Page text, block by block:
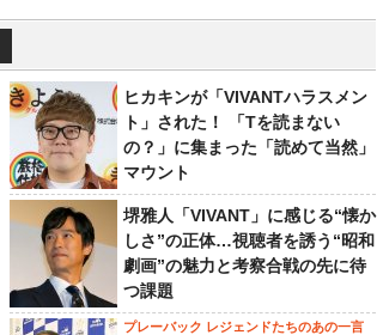
ヒカキンが「VIVANTハラスメン
ト」された！ 「Tを読まない
の？」に集まった「読めて当然」
マウント
堺雅人「VIVANT」に感じる“懐か
しさ”の正体…視聴者を誘う“昭和
劇画”の魅力と考察合戦の先に待
つ課題
プレーバック レジェンドたちのあの一言